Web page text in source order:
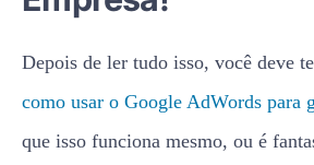
que isso funciona mesmo, ou é
marchinha de Carnaval?
Acredite: isso funciona de verdade.
falando de um lead ou outro não, e